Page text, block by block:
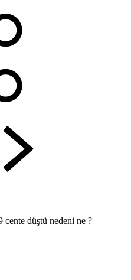
cente düştü nedeni ne ?